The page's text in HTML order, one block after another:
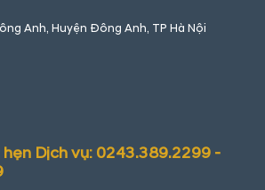
Anh, Huyện Đông Anh, TP Hà Nội
Dịch vụ: 0243.389.2299 -